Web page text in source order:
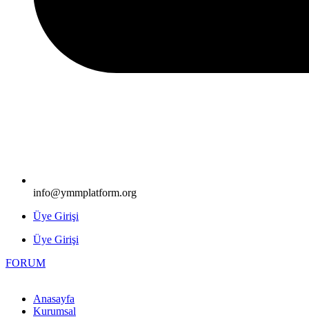
info@ymmplatform.org
Üye Girişi
Üye Girişi
FORUM
Anasayfa
Kurumsal